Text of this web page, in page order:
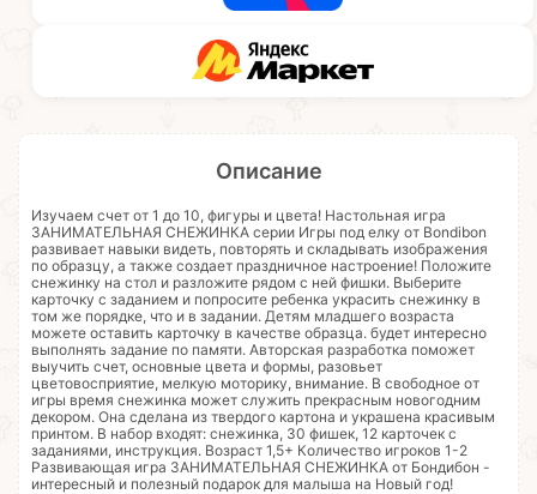
Описание
Изучаем счет от 1 до 10, фигуры и цвета! Настольная игра
ЗАНИМАТЕЛЬНАЯ СНЕЖИНКА серии Игры под елку от Bondibon
развивает навыки видеть, повторять и складывать изображения
по образцу, а также создает праздничное настроение! Положите
снежинку на стол и разложите рядом с ней фишки. Выберите
карточку с заданием и попросите ребенка украсить снежинку в
том же порядке, что и в задании. Детям младшего возраста
можете оставить карточку в качестве образца. будет интересно
выполнять задание по памяти. Авторская разработка поможет
выучить счет, основные цвета и формы, разовьет
цветовосприятие, мелкую моторику, внимание. В свободное от
игры время снежинка может служить прекрасным новогодним
декором. Она сделана из твердого картона и украшена красивым
принтом. В набор входят: снежинка, 30 фишек, 12 карточек с
заданиями, инструкция. Возраст 1,5+ Количество игроков 1-2
Развивающая игра ЗАНИМАТЕЛЬНАЯ СНЕЖИНКА от Бондибон -
интересный и полезный подарок для малыша на Новый год!